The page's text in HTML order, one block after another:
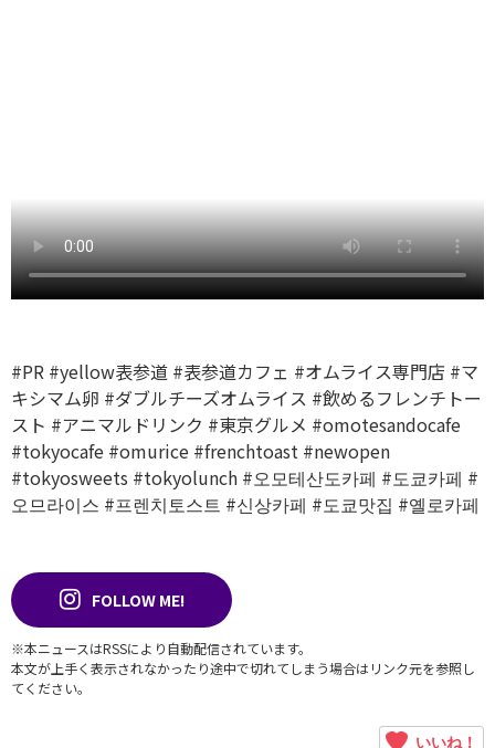
#PR #yellow表参道 #表参道カフェ #オムライス専門店 #マ
キシマム卵 #ダブルチーズオムライス #飲めるフレンチトー
スト #アニマルドリンク #東京グルメ #omotesandocafe
#tokyocafe #omurice #frenchtoast #newopen
#tokyosweets #tokyolunch #오모테산도카페 #도쿄카페 #
오므라이스 #프렌치토스트 #신상카페 #도쿄맛집 #옐로카페
FOLLOW ME!
※本ニュースはRSSにより自動配信されています。
本文が上手く表示されなかったり途中で切れてしまう場合はリンク元を参照し
てください。
いいね！